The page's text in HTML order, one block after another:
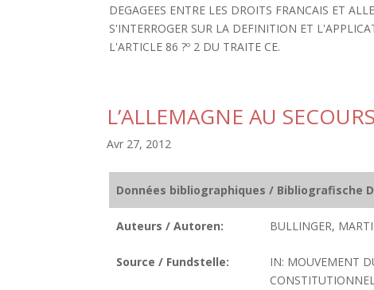
DEGAGEES ENTRE LES DROITS FRANCAIS ET
S'INTERROGER SUR LA DEFINITION ET
L'ARTICLE 86 ?º 2 DU TRAITE CE.
L’ALLEMAGNE AU
Avr 27, 2012
Données bibliographiques / Bibliografische
Auteurs / Autoren: BULLINGER,
Source / Fundstelle:
IN: MOUVEMENT